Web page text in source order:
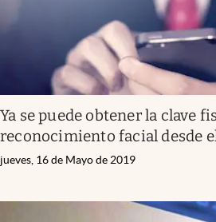
Ya se puede obtener la clave
reconocimiento facial desde
jueves, 16 de Mayo de 2019